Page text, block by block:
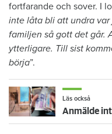
fortfarande och sover. I
inte låta bli att undra
familjen så gott det går.
ytterligare. Till sist
börja”.
Läs också